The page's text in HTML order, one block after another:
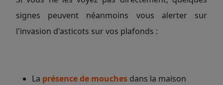
signes peuvent néanmoins vous alerter sur
l'invasion d'asticots sur vos plafonds :
La présence de mouches dans la maison